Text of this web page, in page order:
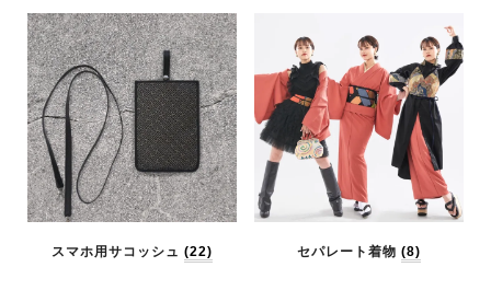
スマホ用サコッシュ(22) セパレート着物 (8)